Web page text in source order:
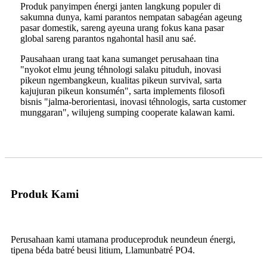
Produk panyimpen énergi janten langkung populer di
sakumna dunya, kami parantos nempatan sabagéan ageung
pasar domestik, sareng ayeuna urang fokus kana pasar
global sareng parantos ngahontal hasil anu saé.
Pausahaan urang taat kana sumanget perusahaan tina
"nyokot elmu jeung téhnologi salaku pituduh, inovasi
pikeun ngembangkeun, kualitas pikeun survival, sarta
kajujuran pikeun konsumén", sarta implements filosofi
bisnis "jalma-berorientasi, inovasi téhnologis, sarta customer
munggaran", wilujeng sumping cooperate kalawan kami.
Produk Kami
Perusahaan kami utamana produceproduk neundeun énergi,
tipena béda batré beusi litium, Llamunbatré PO4.